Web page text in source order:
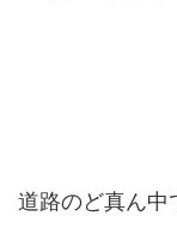
道路のど真ん中